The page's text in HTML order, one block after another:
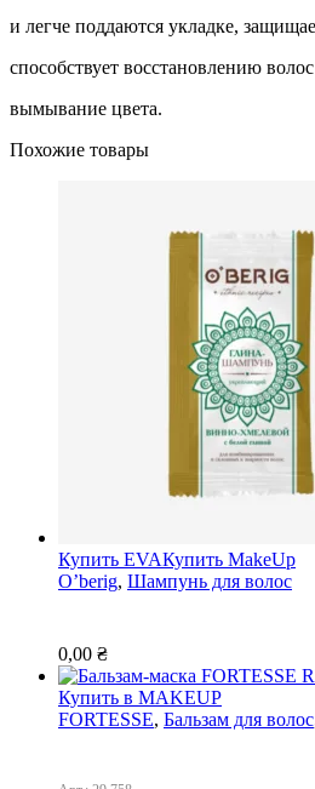
и легче поддаются укладке,
способствует восстановлению
вымывание цвета.
Похожие товары
Купить EVAКупить MakeUp
O’berig, Шампунь для волос
0,00 ₴
Купить в MAKEUP
FORTESSE, Бальзам для волос